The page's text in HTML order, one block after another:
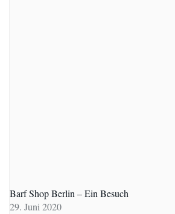
Barf Shop Berlin – Ein Besuch
29. Juni 2020